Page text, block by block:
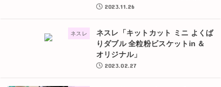
2023.11.26
ネスレ
ネスレ「キットカット ミニ よくば
りダブル 全粒粉ビスケットin ＆
オリジナル」
2023.02.27